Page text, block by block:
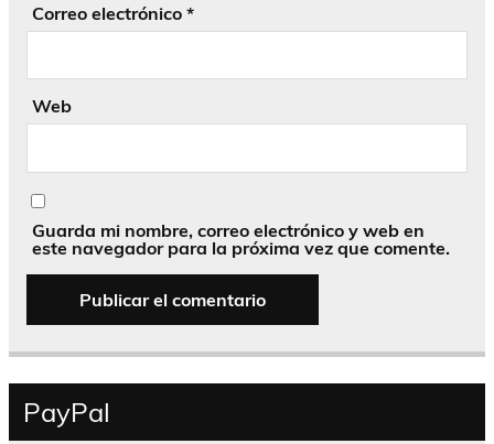
Correo electrónico *
Web
Guarda mi nombre, correo electrónico y web en
este navegador para la próxima vez que comente.
PayPal